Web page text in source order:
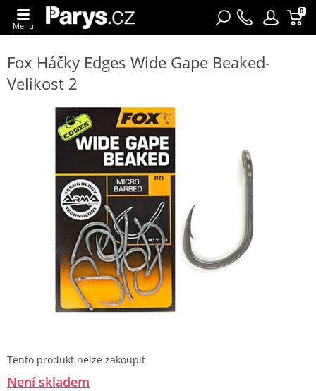
0
Menu
Fox Háčky Edges Wide Gape Beaked-
Velikost 2
Tento produkt nelze zakoupit
Není skladem